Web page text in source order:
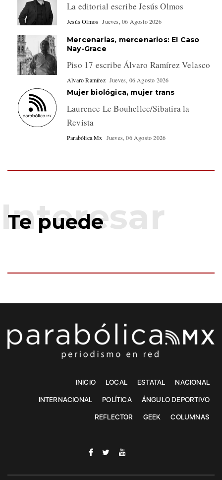
La editorial escribe Jesús Olmos
Jesús Olmos Jueves, 06 Agosto 2026
Mercenarias, mercenarios: El Caso
Nay-Grace
Piso 17 escribe Álvaro Ramírez Velasco
Alvaro Ramírez Jueves, 06 Agosto 2026
Mujer biológica, mujer trans
Laurence Le Bouhellec/Sibatira la
Revista
Parabólica.Mx Jueves, 06 Agosto 2026
Te puede
INICIO LOCAL ESTATAL NACIONAL
INTERNACIONAL POLÍTICA ÁNGULO DEPORTIVO
REFLECTOR GEEK COLUMNAS